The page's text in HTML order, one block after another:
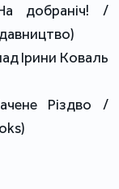
добраніч! /
Ірини Коваль
Різдво /